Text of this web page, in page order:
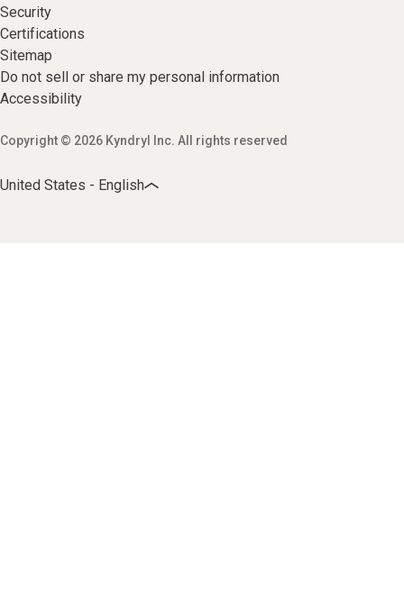
Security
Certifications
Sitemap
Do not sell or share my personal information
Accessibility
Copyright © 2026 Kyndryl Inc. All rights reserved
United States - English